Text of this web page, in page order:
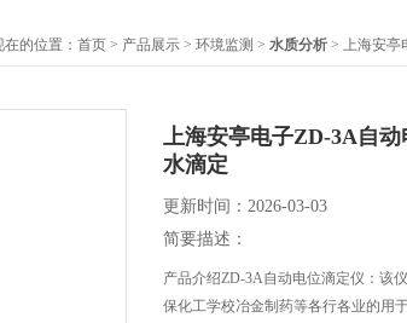
在的位置： 首页 > 产品展示 > 环境监测 > 水质分析 > 上海安亭
上海安亭电子ZD-3A自
水滴定
更新时间：2026-03-03
简要描述：
产品介绍ZD-3A自动电位滴定仪：该
保化工学校冶金制药等各行各业的用